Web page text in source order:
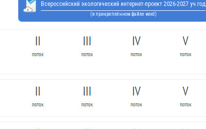
Всероссийский экологический интернет-проект 2026-2027 уч.год
(в прикреплённом файле word)